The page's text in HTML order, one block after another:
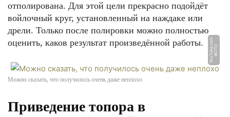
отполирована. Для этой цели прекрасно подойдёт
войлочный круг, установленный на наждаке или
дрели. Только после полировки можно полностью
оценить, каков результат произведённой работы.
Ф
О
Т
О:
Y
o
u
T
u
b
e.
c
o
m
Можно сказать, что получилось очень даже неплохо
Приведение топора в